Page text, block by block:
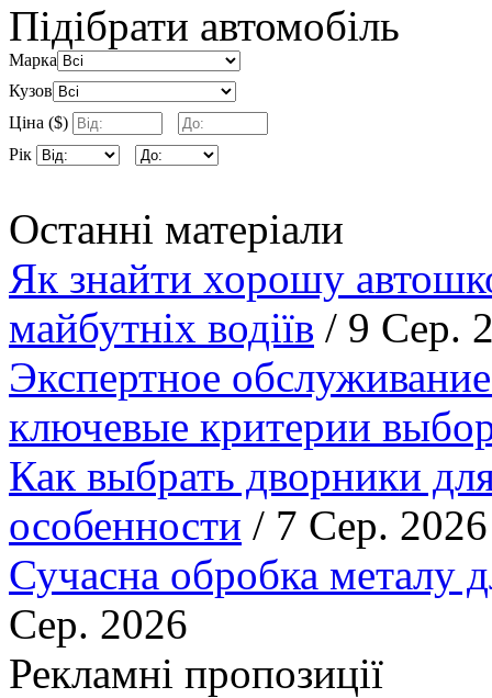
Підібрати автомобіль
Марка
Кузов
Ціна ($)
Рік
Останні матеріали
Як знайти хорошу
майбутніх водіїв / 9 Сер.
Экспертное
ключевые критерии
Как выбрать дворники
особенности / 7 Сер. 2026
Сучасна обробка металу
Сер. 2026
Рекламні пропозиції